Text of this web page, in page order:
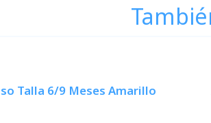
Talla 6/9 Meses Amarillo